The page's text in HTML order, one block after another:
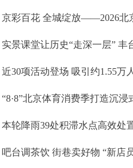
京彩百花 全城绽放——2026北
实景课堂让历史“走深一层” 丰
近30项活动登场 吸引约1.55万
“8·8”北京体育消费季打造沉浸
本轮降雨39处积滞水点高效处
吧台调茶饮 街巷卖好物 “新店